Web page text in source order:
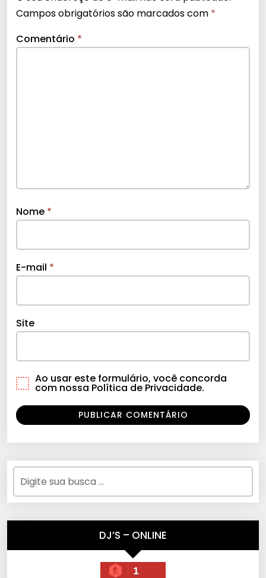
Campos obrigatórios são marcados com *
Comentário *
Nome *
E-mail *
Site
Ao usar este formulário, você concorda
com nossa Política de Privacidade.
DJ’S – ONLINE
1